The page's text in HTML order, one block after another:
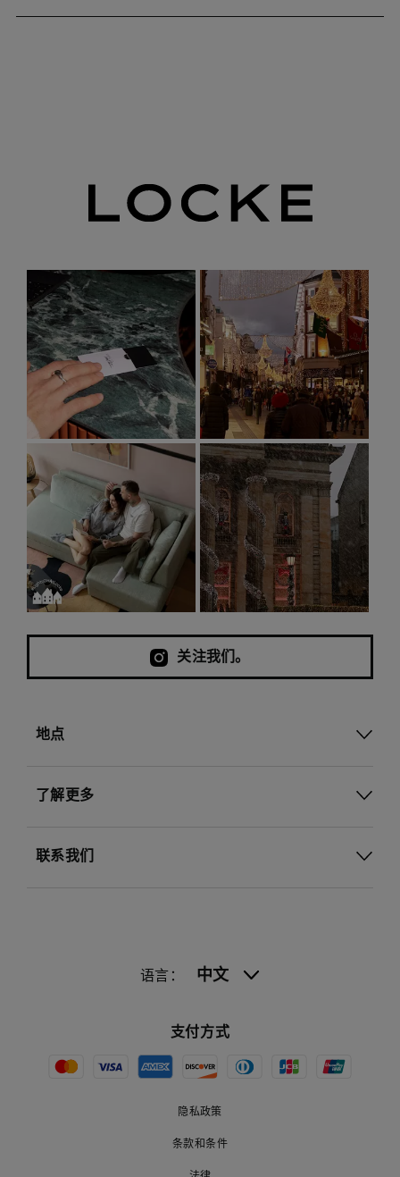
关注我们。
地点
了解更多
联系我们
语言： 中文
支付方式
隐私政策
条款和条件